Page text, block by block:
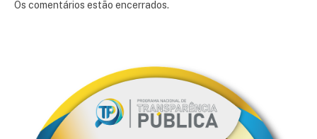
Os comentários estão encerrados.